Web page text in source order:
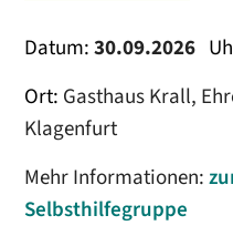
Datum:30.09.2026
Ort: Gasthaus Krall,
Klagenfurt
Mehr Informationen:
Selbsthilfegruppe